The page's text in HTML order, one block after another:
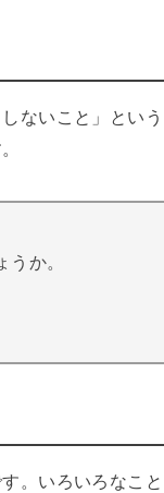
ないこと」という
か。
。いろいろなこと